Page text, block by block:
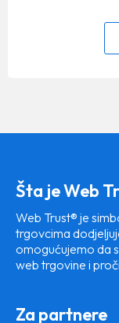
Šta je Web
Web Trust® je
trgovcima
omogućujemo da
web trgovine i
Za partnere